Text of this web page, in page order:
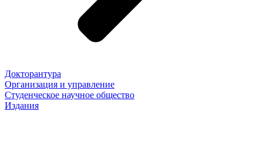
Докторантура
Организация и управление
Студенческое научное общество
Издания